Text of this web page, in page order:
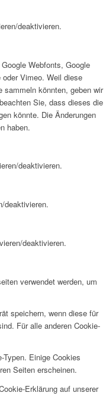
deaktivieren.
Webfonts, Google
oder Vimeo. Weil diese
sammeln könnten, geben wir
Sie, dass dieses die
könnte. Die Änderungen
haben.
deaktivieren.
deaktivieren.
deaktivieren.
verwendet werden, um
speichern, wenn diese für
Für alle anderen Cookie-
Einige Cookies
Seiten erscheinen.
Erklärung auf unserer